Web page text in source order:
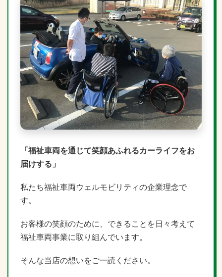
「福祉車両を通じて笑顔あふれるカーライフをお
届けする」
私たち福祉車両ウェルモビリティの企業理念で
す。
お客様の笑顔のために、できることを日々考えて
福祉車両事業に取り組んでいます。
そんな当店の想いをご一読ください。